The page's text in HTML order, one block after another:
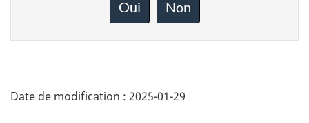
page
Oui Non
Date de modification : 2025-01-29